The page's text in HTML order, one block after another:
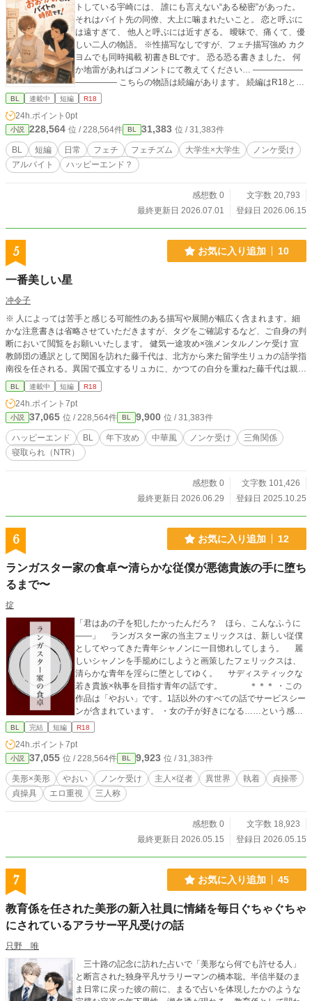
トしている宇崎には、 誰にも言えない“ある秘密”があった。
それはバイト先の同僚、大上に噛まれたいこと。 恋と呼ぶに
は遠すぎて、 他人と呼ぶには近すぎる。 曖昧で、痛くて、優
しい二人の物語。 ※性描写なしですが、フェチ描写強め カク
ヨムでも同時掲載 初書きBLです。 恐る恐る書きました。 何
か地雷があればコメントにて教えてください… ――――――
――――― こちらの物語は続編があります。 続編はR18とな
るため、あらかじめR18指定しております。
BL 連載中 短編 R18
24h.ポイント 0pt
小説 228,564 位 / 228,564件 BL 31,383 位 / 31,383件
BL 短編 日常 フェチ フェチズム 大学生×大学生
ノンケ受け
アルバイト
ハッピーエンド？
感想数 0
文字数 20,793
最終更新日 2026.07.01
登録日 2026.06.15
5 お気に入り追加 10
一番美しい星
冲令子
※ 人によっては苦手と感じる可能性のある描写や展開が幅広く含まれます。細
かな注意書きは省略させていただきますが、タグをご確認するなど、ご自身の判
断において閲覧をお願いいたします。 健気一途攻め×強メンタルノンケ受け 宣
教師団の通訳として閔国を訪れた藤千代は、北方から来た留学生リュカの語学指
南役を任される。異国で孤立するリュカに、かつての自分を重ねた藤千代は親身
になって寄り添い、リュカも次第に心を開いていく。 そんな折、藤千代は皇帝
の長子・允耀皇子と出会う。傲慢な允耀に反発する藤千代だが、次第に惹かれて
いき──
BL 連載中 短編 R18
24h.ポイント 7pt
小説 37,065 位 / 228,564件 BL 9,900 位 / 31,383件
ハッピーエンド BL 年下攻め 中華風 ノンケ受け
三角関係
寝取られ（NTR）
感想数 0
文字数 101,426
最終更新日 2026.06.29
登録日 2025.10.25
6 お気に入り追加 12
ランガスター家の食卓〜清らかな従僕が悪徳貴族の手に堕ち
るまで〜
掟
「君はあの子を犯したかったんだろ？ ほら、こんなふうに
——」 ランガスター家の当主フェリックスは、新しい従僕
としてやってきた青年シャノンに一目惚れしてしまう。 麗
しいシャノンを手籠めにしようと画策したフェリックスは、
清らかな青年を淫らに堕としてゆく。 サディスティックな
若き貴族×執事を目指す青年の話です。 ＊＊＊ ・この
作品は「やおい」です。1話以外のすべての話でサービスシー
ンが含まれています。 ・女の子が好きになる……という感じ
の描写も少しだけあります。結ばれることもありませんし、
さい
BL 完結 短編 R18
24h.ポイント 7pt
小説 37,055 位 / 228,564件 BL 9,923 位 / 31,383件
美形×美形 やおい ノンケ受け 主人×従者 異世界 執着
貞操帯
貞操具
エロ重視 三人称
感想数 0
文字数 18,923
最終更新日 2026.05.15
登録日 2026.05.15
7 お気に入り追加 45
教育係を任された美形の新入社員に情緒を毎日ぐちゃぐちゃ
にされているアラサー平凡受けの話
只野 唯
三十路の記念に訪れた占いで「美形なら何でも許せる人」
と断言された独身平凡サラリーマンの橋本聡。半信半疑のま
ま日常に戻った彼の前に、まるで占いを体現したかのような